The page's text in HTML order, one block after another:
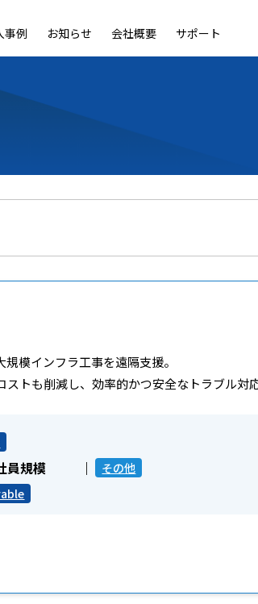
事例 お知らせ 会社概要 サポート
模インフラ工事を遠隔支援。
トも削減し、効率的かつ安全なトラブル対
員規模 その他